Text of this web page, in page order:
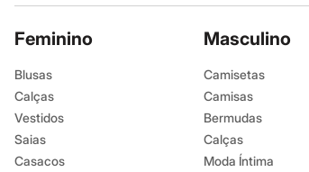
Feminino
Blusas
Calças
Vestidos
Saias
Casacos
Masculino
Camisetas
Camisas
Bermudas
Calças
Moda Íntima